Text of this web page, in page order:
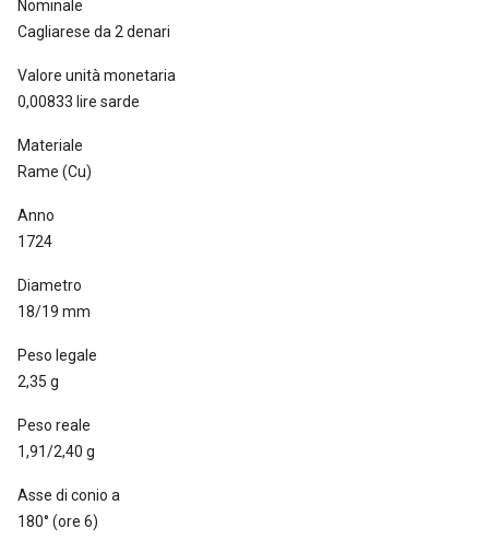
Nominale
Cagliarese da 2 denari
Valore unità monetaria
0,00833 lire sarde
Materiale
Rame (Cu)
Anno
1724
Diametro
18/19 mm
Peso legale
2,35 g
Peso reale
1,91/2,40 g
Asse di conio a
180° (ore 6)